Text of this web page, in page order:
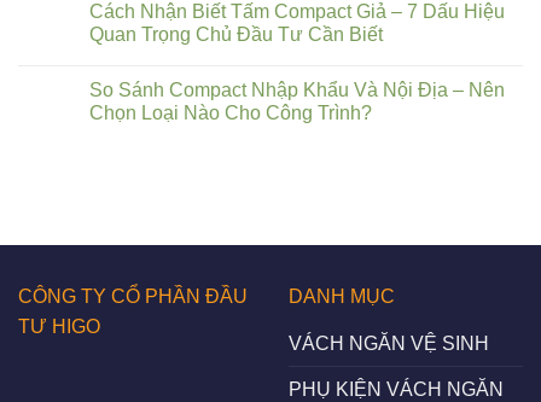
Cách Nhận Biết Tấm Compact Giả – 7 Dấu Hiệu
Quan Trọng Chủ Đầu Tư Cần Biết
So Sánh Compact Nhập Khẩu Và Nội Địa – Nên
Chọn Loại Nào Cho Công Trình?
CÔNG TY CỔ PHẦN ĐẦU
TƯ HIGO
DANH MỤC
VÁCH NGĂN VỆ SINH
PHỤ KIỆN VÁCH NGĂN